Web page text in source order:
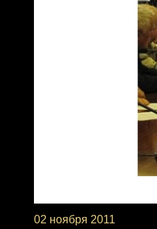
02 ноября 2011